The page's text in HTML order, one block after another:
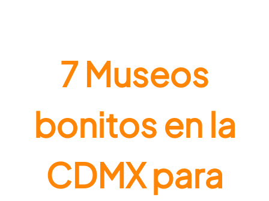
7 Museos
bonitos en la
CDMX para